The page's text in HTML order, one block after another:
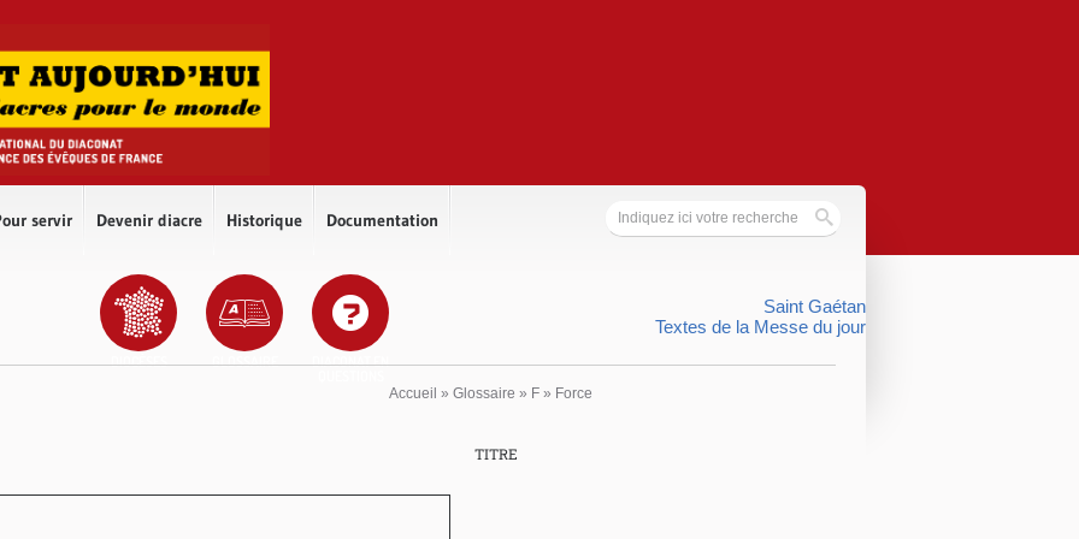
servir Devenir diacre Historique Documentation
DIOCÈSES GLOSSAIRE
DIACONAT EN
Saint Gaétan
Textes de la Messe du jour
Accueil » Glossaire » F » Force
TITRE